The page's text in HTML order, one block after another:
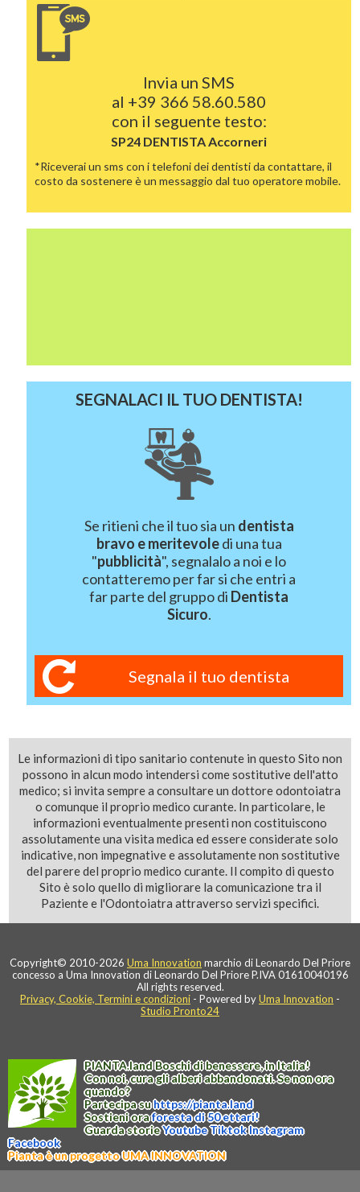
Invia un SMS
al +39 366 58.60.580
con il seguente testo:
SP24 DENTISTAAccorneri
*Riceverai un sms con i telefoni dei dentisti da contattare, il
costo da sostenere è un messaggio dal tuo operatore mobile.
SEGNALACI IL TUO DENTISTA!
Se ritieni che il tuo sia un dentista
bravo e meritevoledi una tua
"pubblicità", segnalalo a noi e lo
contatteremo per far si che entri a
far parte del gruppo di Dentista
Sicuro.
Segnala il tuo dentista
Le informazioni di tipo sanitario contenute in questo Sito non
possono in alcun modo intendersi come sostitutive dell'atto
medico; si invita sempre a consultare un dottore odontoiatra
o comunque il proprio medico curante. In particolare, le
informazioni eventualmente presenti non costituiscono
assolutamente una visita medica ed essere considerate solo
indicative, non impegnative e assolutamente non sostitutive
del parere del proprio medico curante. Il compito di questo
Sito è solo quello di migliorare la comunicazione tra il
Paziente e l'Odontoiatra attraverso servizi specifici.
Copyright© 2010-2026 Uma Innovation marchio di Leonardo Del Priore
concesso a Uma Innovation di Leonardo Del Priore P.IVA 01610040196
All rights reserved.
Privacy, Cookie, Termini e condizioni - Powered byUma Innovation -
Studio Pronto24
PIANTA.landBoschi di benessere, in Italia!
Con noi, cura gli alberi abbandonati. Se non ora
quando?
Partecipa suhttps://pianta.land
Sostieni oraforesta di 50 ettari!
Guarda storieYoutubeTiktokInstagram
Facebook
Pianta è un progetto UMA INNOVATION